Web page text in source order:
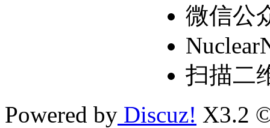
微信公
扫描二
Powered by Discuz! X3.2